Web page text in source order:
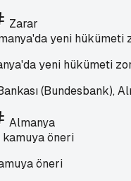
Zarar
yeni hükümeti
(Bundesbank),
Almanya
öneri